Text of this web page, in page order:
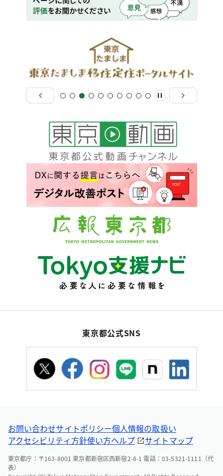
東京都公式SNS
お問い合わせサイトポリシー個人情報の取扱い
アクセシビリティ方針使い方ヘルプ サイトマップ
東京都庁：〒163-8001 東京都新宿区西新宿2-8-1 電話：03-5321-1111（代
表）